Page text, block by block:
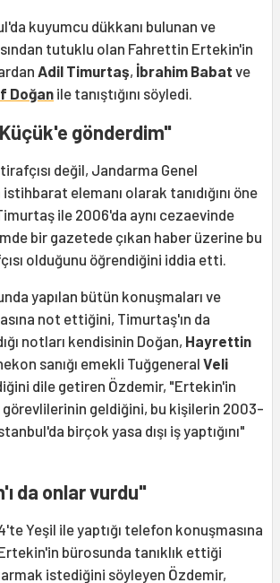
kuyumcu dükkanı bulunan ve
tutuklu olan Fahrettin Ertekin'in
Adil Timurtaş, İbrahim Babat ve
Doğan ile tanıştığını söyledi.
gönderdim"
değil, Jandarma Genel
elemanı olarak tanıdığını öne
ile 2006'da aynı cezaevinde
bir gazetede çıkan haber üzerine bu
olduğunu öğrendiğini iddia etti.
yapılan bütün konuşmaları ve
not ettiğini, Timurtaş'ın da
notları kendisinin Doğan, Hayrettin
sanığı emekli Tuğgeneral Veli
dile getiren Özdemir, "Ertekin'in
geldiğini, bu kişilerin 2003-
birçok yasa dışı iş yaptığını"
da onlar vurdu"
Yeşil ile yaptığı telefon konuşmasına
bürosunda tanıklık ettiği
istediğini söyleyen Özdemir,